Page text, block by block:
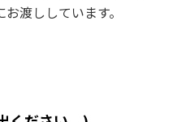
渡ししています。